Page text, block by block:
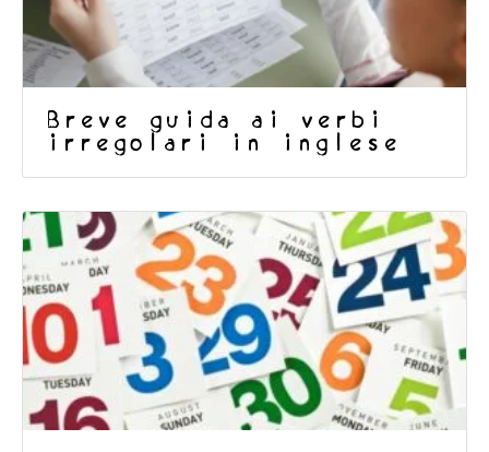
Breve guida ai verbi
irregolari in inglese